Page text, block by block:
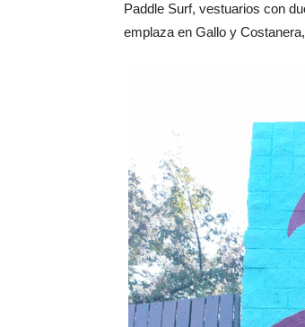
Paddle Surf, vestuarios con
emplaza en Gallo y